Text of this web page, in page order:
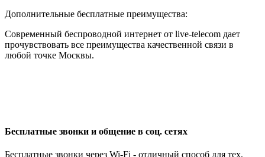
Дополнительные бесплатные преимущества:
Современный беспроводной интернет от live-telecom дает
прочувствовать все преимущества качественной связи в
любой точке Москвы.
Бесплатные звонки и общение в соц. сетях
Бесплатные звонки через Wi-Fi - отличный способ для тех,